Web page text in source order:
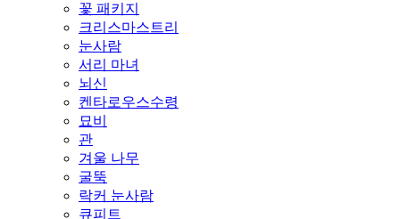
꽃 패키지
크리스마스트리
눈사람
서리 마녀
뇌신
켄타로우스수령
묘비
관
겨울 나무
굴뚝
락커 눈사람
큐피트